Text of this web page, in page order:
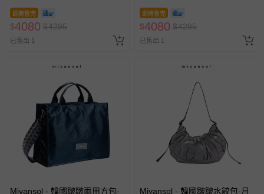
即將售完
$4080 $4295
已售出 1
即將售完
$4080 $4295
已售出 1
Miyansol - 韓國皺皺兩用方包-
Miyansol - 韓國皺皺水餃包-月